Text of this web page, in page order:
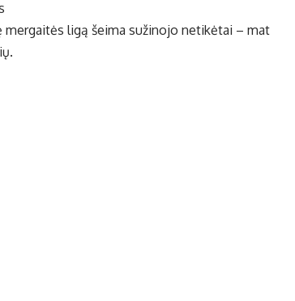
mergaitės ligą šeima sužinojo netikėtai – mat